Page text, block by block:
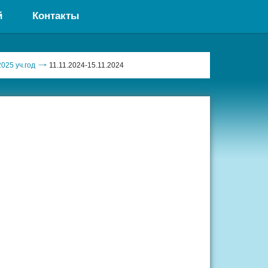
Контакты
уч.год 11.11.2024-15.11.2024